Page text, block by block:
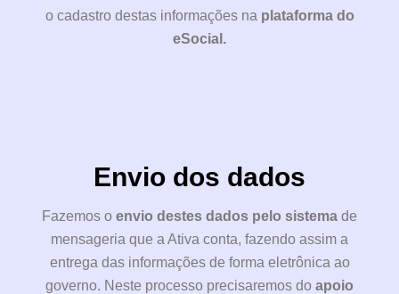
o cadastro destas informações na plataforma do
eSocial.
Envio dos dados
Fazemos o envio destes dados pelo sistema de
mensageria que a Ativa conta, fazendo assim a
entrega das informações de forma eletrônica ao
governo. Neste processo precisaremos do apoio